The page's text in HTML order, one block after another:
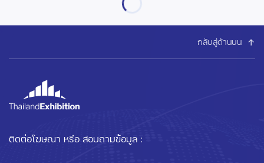
กลับสู่ด้านบน
ติดต่อโฆษณา หรือ สอบถามข้อมูล :